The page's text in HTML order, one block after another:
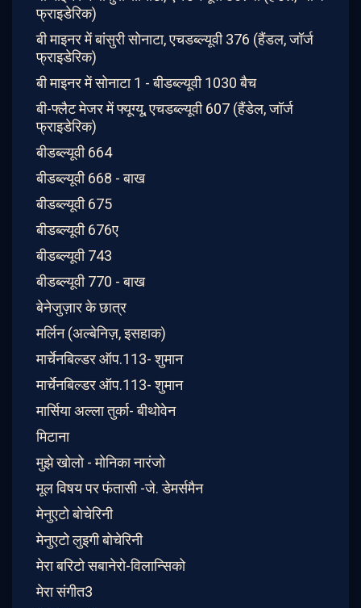
फ्राइडेरिक)
बी माइनर में बांसुरी सोनाटा, एचडब्ल्यूवी 376 (हैंडल, जॉर्ज
फ्राइडेरिक)
बी माइनर में सोनाटा 1 - बीडब्ल्यूवी 1030 बैच
बी-फ्लैट मेजर में फ्यूग्यू, एचडब्ल्यूवी 607 (हैंडेल, जॉर्ज
फ्राइडेरिक)
बीडब्ल्यूवी 664
बीडब्ल्यूवी 668 - बाख
बीडब्ल्यूवी 675
बीडब्ल्यूवी 676ए
बीडब्ल्यूवी 743
बीडब्ल्यूवी 770 - बाख
बेनेजुज़ार के छात्र
मर्लिन (अल्बेनिज़, इसहाक)
मार्चेनबिल्डर ऑप.113- शुमान
मार्चेनबिल्डर ऑप.113- शुमान
मार्सिया अल्ला तुर्का- बीथोवेन
मिटाना
मुझे खोलो - मोनिका नारंजो
मूल विषय पर फंतासी -जे. डेमर्समैन
मेनुएटो बोचेरिनी
मेनुएटो लुइगी बोचेरिनी
मेरा बरिटो सबानेरो-विलान्सिको
मेरा संगीत3